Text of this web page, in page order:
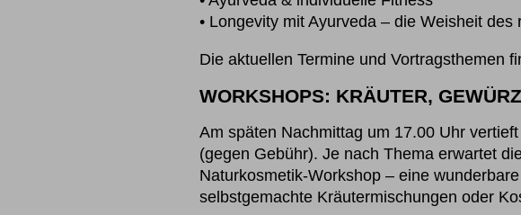
• Longevity mit Ayurveda – die Weisheit
Die aktuellen Termine und Vortragsthemen
WORKSHOPS: KRÄUTER,
Am späten Nachmittag um 17.00 Uhr
(gegen Gebühr). Je nach Thema erwartet
Naturkosmetik-Workshop – eine
selbstgemachte Kräutermischungen oder